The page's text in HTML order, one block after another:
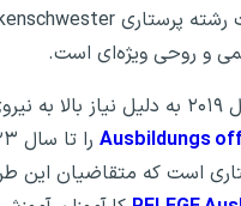
و روحی ویژه‌ای است.
Ausbildungs
است که متقاضیان این